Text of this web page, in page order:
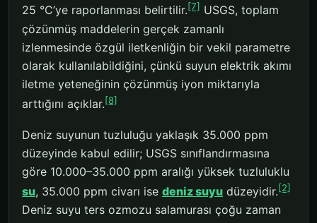
25 °C’ye raporlanması belirtilir.[7] USGS, toplam
çözünmüş maddelerin gerçek zamanlı
izlenmesinde özgül iletkenliğin bir vekil parametre
olarak kullanılabildiğini, çünkü suyun elektrik akımı
iletme yeteneğinin çözünmüş iyon miktarıyla
arttığını açıklar.[8]
Deniz suyunun tuzluluğu yaklaşık 35.000 ppm
düzeyinde kabul edilir; USGS sınıflandırmasına
göre 10.000–35.000 ppm aralığı yüksek tuzluluklu
su, 35.000 ppm civarı ise deniz suyu düzeyidir.[2]
Deniz suyu ters ozmozu salamurası çoğu zaman